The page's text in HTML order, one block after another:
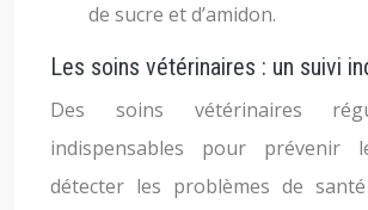
de sucre et d’amidon.
Les soins vétérinaires : un suivi
Des soins vétérinaires
indispensables pour prévenir
détecter les problèmes de